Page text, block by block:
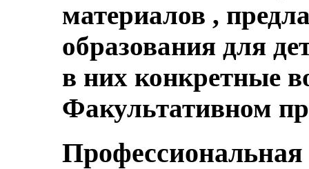
материалов ,
образования для
в них конкретные
Факультативном
Профессиональная